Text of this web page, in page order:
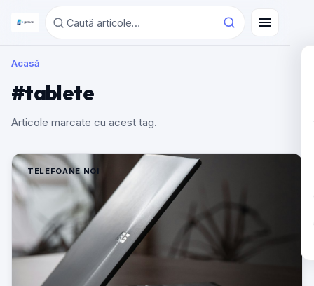
Acasă
#tablete
Articole marcate cu acest tag.
TELEFOANE NOI